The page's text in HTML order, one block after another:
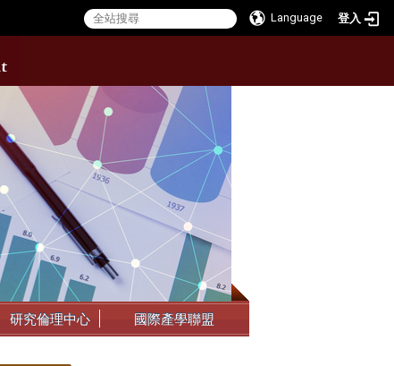
Language 登入
研究倫理中心 國際產學聯盟